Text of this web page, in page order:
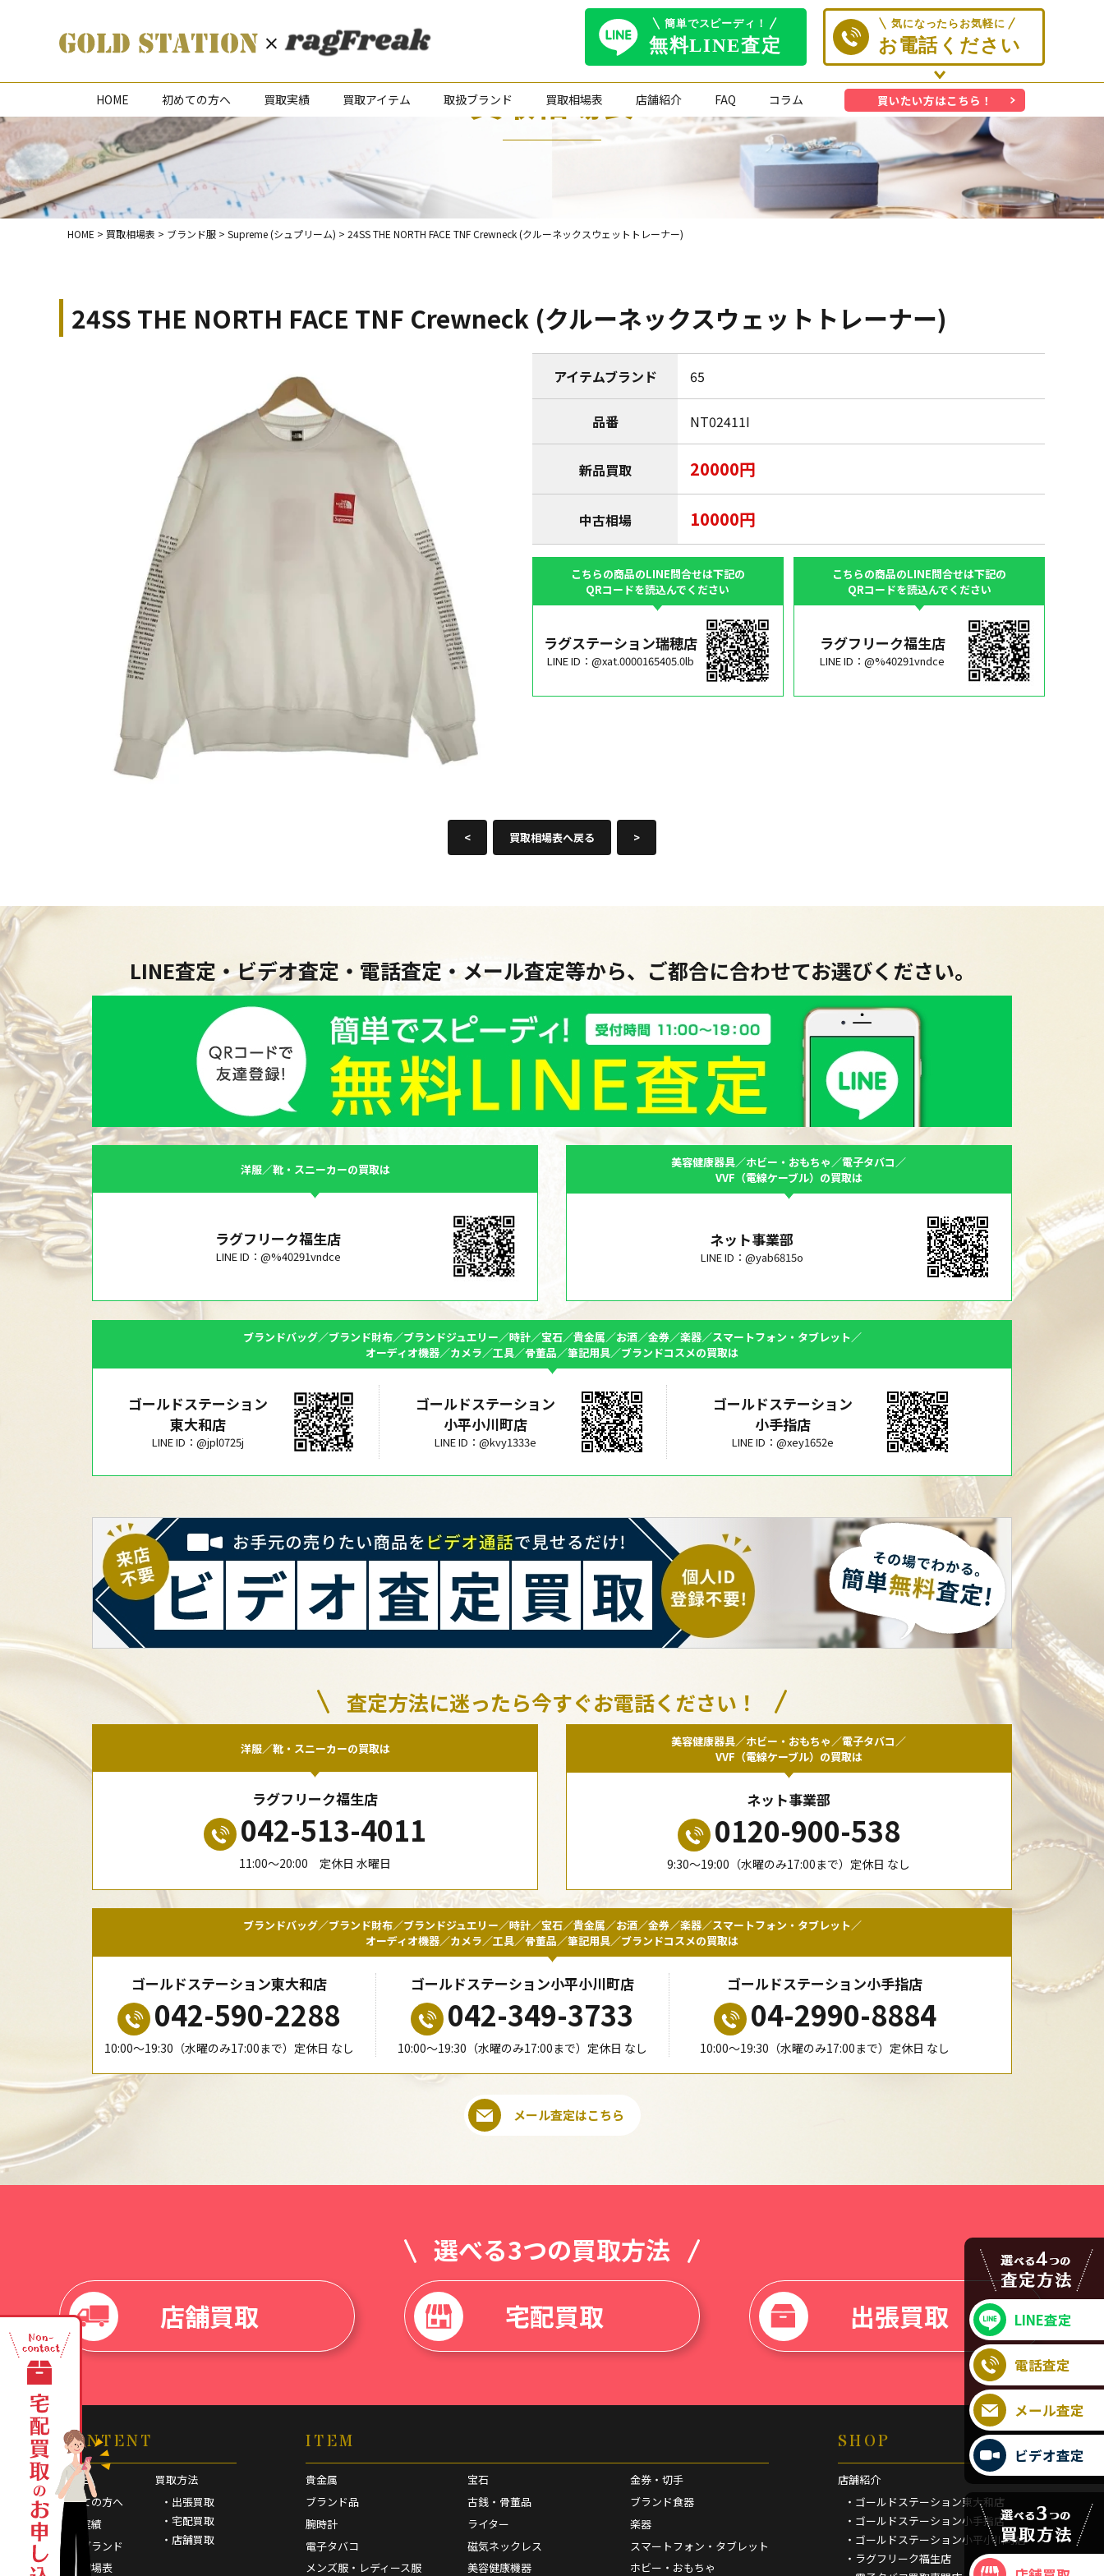
HOME 初めての方へ 買取実績 買取アイテム 取扱ブランド 買取相場表 店舗紹介 FAQ コラム 買いたい方はこちら！
買取相場表
HOME > 買取相場表 > ブランド服 > Supreme (シュプリーム) > 24SS THE NORTH FACE TNF Crewneck (クルーネックスウェットトレーナー)
24SS THE NORTH FACE TNF Crewneck (クルーネックスウェットトレーナー)
アイテムブランド 65
品番 NT02411I
新品買取 20000円
中古相場 10000円
こちらの商品のLINE問合せは下記の
QRコードを読込んでください
ラグステーション瑞穂店
LINE ID：@xat.0000165405.0lb
こちらの商品のLINE問合せは下記の
QRコードを読込んでください
ラグフリーク福生店
LINE ID：@%40291vndce
< 買取相場表へ戻る >
LINE査定・ビデオ査定・電話査定・メール査定等から、ご都合に合わせてお選びください。
洋服／靴・スニーカーの買取は
ラグフリーク福生店
LINE ID：@%40291vndce
美容健康器具／ホビー・おもちゃ／電子タバコ／
VVF（電線ケーブル）の買取は
ネット事業部
LINE ID：@yab6815o
ブランドバッグ／ブランド財布／ブランドジュエリー／時計／宝石／貴金属／お酒／金券／楽器／スマートフォン・タブレット／
オーディオ機器／カメラ／工具／骨董品／筆記用具／ブランドコスメの買取は
ゴールドステーション
東大和店
LINE ID：@jpl0725j
ゴールドステーション
小平小川町店
LINE ID：@kvy1333e
ゴールドステーション
小手指店
LINE ID：@xey1652e
査定方法に迷ったら今すぐお電話ください！
洋服／靴・スニーカーの買取は
ラグフリーク福生店
042-513-4011
11:00〜20:00 定休日 水曜日
美容健康器具／ホビー・おもちゃ／電子タバコ／
VVF（電線ケーブル）の買取は
ネット事業部
0120-900-538
9:30〜19:00（水曜のみ17:00まで）定休日 なし
ブランドバッグ／ブランド財布／ブランドジュエリー／時計／宝石／貴金属／お酒／金券／楽器／スマートフォン・タブレット／
オーディオ機器／カメラ／工具／骨董品／筆記用具／ブランドコスメの買取は
ゴールドステーション東大和店
042-590-2288
10:00〜19:30（水曜のみ17:00まで）定休日 なし
ゴールドステーション小平小川町店
042-349-3733
10:00〜19:30（水曜のみ17:00まで）定休日 なし
ゴールドステーション小手指店
04-2990-8884
10:00〜19:30（水曜のみ17:00まで）定休日 なし
メール査定はこちら
選べる3つの買取方法
店舗買取
宅配買取 出張買取
CONTENT
HOME
初めての方へ
買取実績
取扱ブランド
買取相場表
買取方法
・出張買取
・宅配買取
・店舗買取
ITEM
貴金属
ブランド品
腕時計
電子タバコ
メンズ服・レディース服
宝石
古銭・骨董品
ライター
磁気ネックレス
美容健康機器
金券・切手
ブランド食器
楽器
スマートフォン・タブレット
ホビー・おもちゃ
SHOP
店舗紹介
・ゴールドステーション東大和店
・ゴールドステーション小手指店
・ゴールドステーション小平小川町店
・ラグフリーク福生店
LINE査定
電話査定
メール査定
ビデオ査定